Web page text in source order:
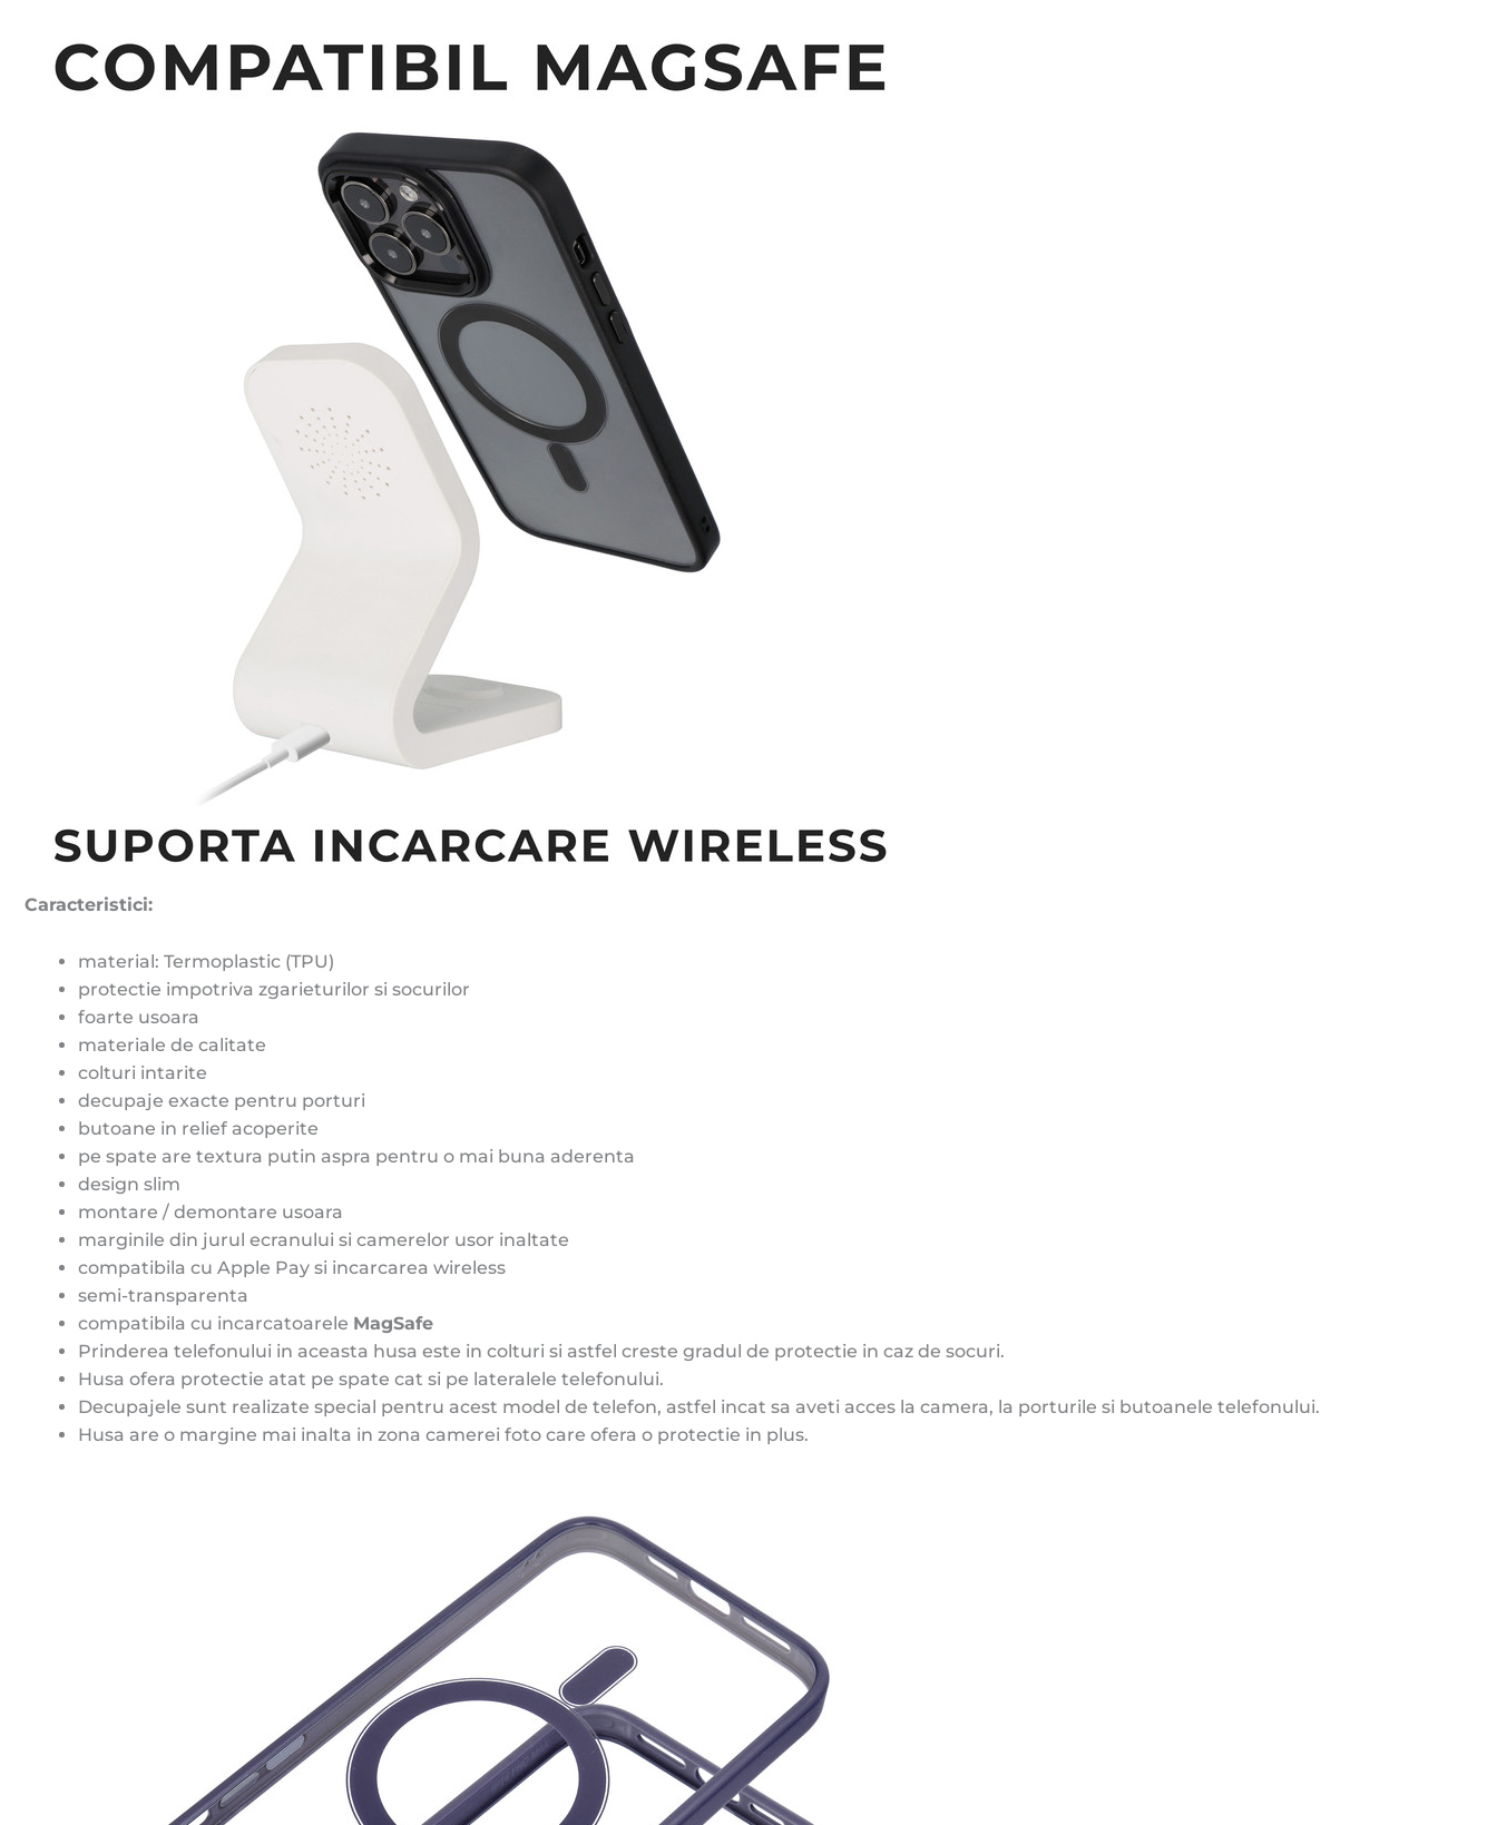
Caracteristici:
material: Termoplastic (TPU)
protectie impotriva zgarieturilor si socurilor
foarte usoara
materiale de calitate
colturi intarite
decupaje exacte pentru porturi
butoane in relief acoperite
pe spate are textura putin aspra pentru o mai buna aderenta
design slim
montare / demontare usoara
marginile din jurul ecranului si camerelor usor inaltate
compatibila cu Apple Pay si incarcarea wireless
semi-transparenta
compatibila cu incarcatoarele MagSafe
Prinderea telefonului in aceasta husa este in colturi si astfel creste gradul de protectie in caz de socuri.
Husa ofera protectie atat pe spate cat si pe lateralele telefonului.
Decupajele sunt realizate special pentru acest model de telefon, astfel incat sa aveti acces la camera, la porturile si butoanele telefonului.
Husa are o margine mai inalta in zona camerei foto care ofera o protectie in plus.